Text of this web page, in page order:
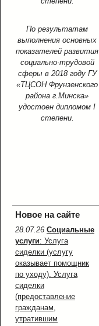
По результатам
выполнения основных
показателей развития
социально-трудовой
сферы в 2018 году ГУ
«ТЦСОН Фрунзенского
района г.Минска»
удостоен дипломом I
степени.
Новое на сайте
28.07.26 Социальные
услуги: Услуга
сиделки (услугу
оказывает помощник
по уходу). Услуга
сиделки
(предоставление
гражданам,
утратившим